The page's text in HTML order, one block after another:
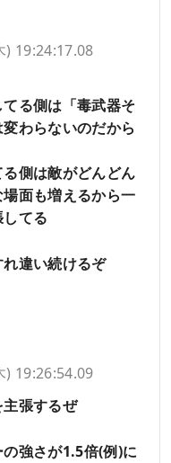
19:24:17.08
る側は「毒武器そ
わらないのだから
側は敵がどんどん
面も増えるから一
てる
違い続けるぞ
19:26:54.09
張するぜ
強さが1.5倍(例)に